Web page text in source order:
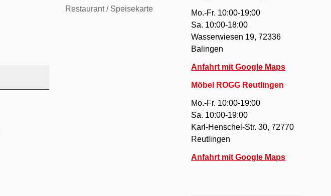
Restaurant / Speisekarte
Mo.-Fr. 10:00-19:00
Sa. 10:00-18:00
Wasserwiesen 19, 72336
Balingen
Anfahrt mit Google Maps
Möbel ROGG Reutlingen
Mo.-Fr. 10:00-19:00
Sa. 10:00-19:00
Karl-Henschel-Str. 30, 72770
Reutlingen
Anfahrt mit Google Maps